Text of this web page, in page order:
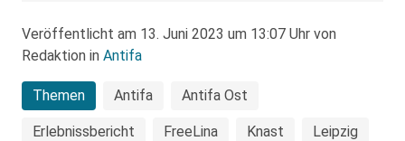
Veröffentlicht am 13. Juni 2023 um 13:07 Uhr von
Redaktion in Antifa
Themen Antifa Antifa Ost
Erlebnissbericht FreeLina Knast Leipzig